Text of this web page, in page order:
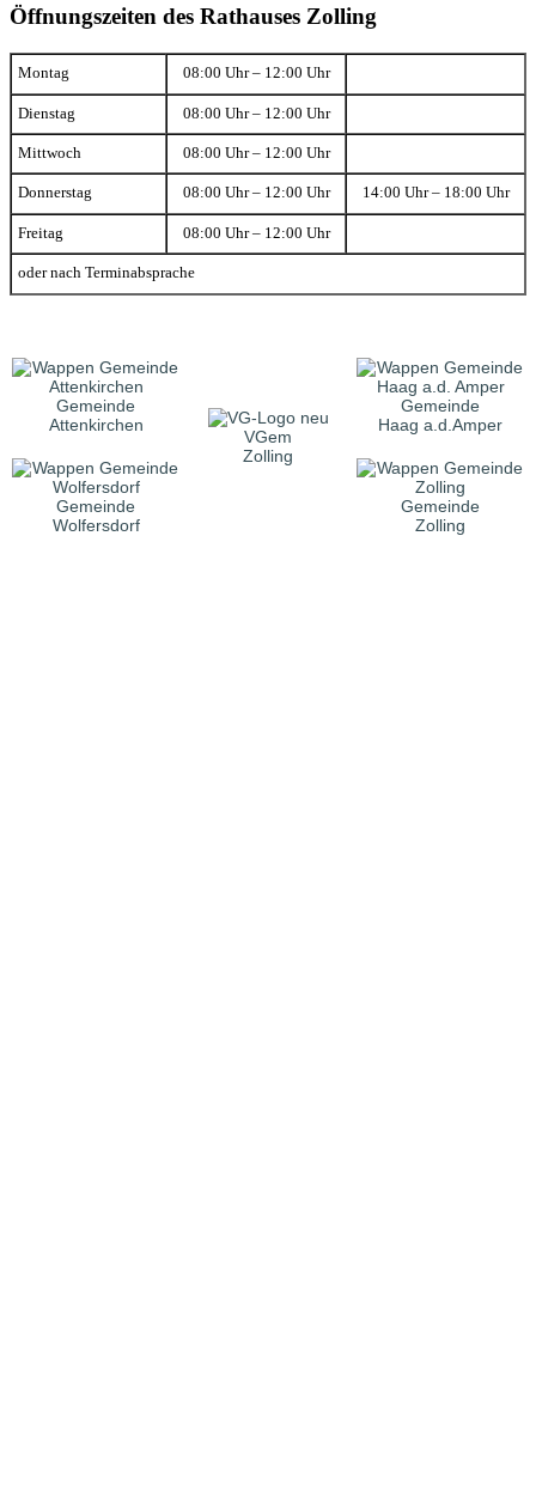
Öffnungszeiten des Rathauses Zolling
Montag 08:00 Uhr – 12:00 Uhr
Dienstag 08:00 Uhr – 12:00 Uhr
Mittwoch 08:00 Uhr – 12:00 Uhr
Donnerstag 08:00 Uhr – 12:00 Uhr 14:00 Uhr – 18:00 Uhr
Freitag 08:00 Uhr – 12:00 Uhr
oder nach Terminabsprache
Gemeinde
Attenkirchen
VGem
Zolling
Gemeinde
Haag a.d.Amper
Gemeinde
Wolfersdorf
Gemeinde
Zolling